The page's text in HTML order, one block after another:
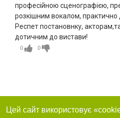
професійною сценографією,
розкішним вокалом,
Респет постановнку,
дотичним до вистави!
0 0
Цей сайт використовує